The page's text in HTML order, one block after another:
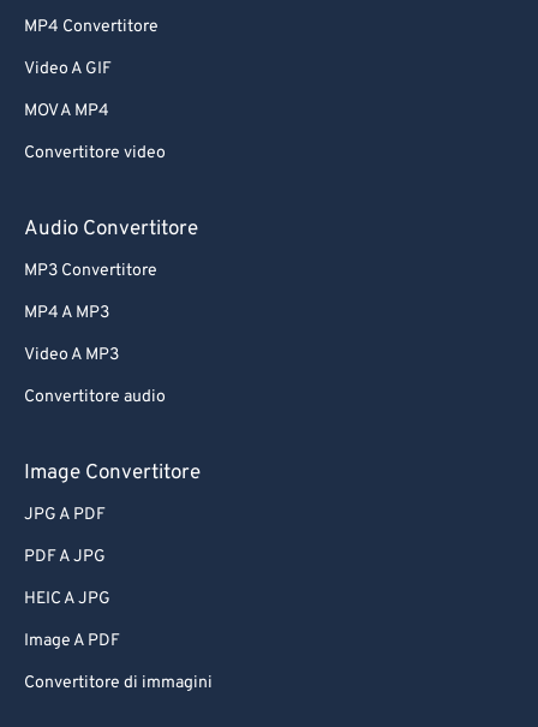
MP4 Convertitore
Video A GIF
MOV A MP4
Convertitore video
Audio Convertitore
MP3 Convertitore
MP4 A MP3
Video A MP3
Convertitore audio
Image Convertitore
JPG A PDF
PDF A JPG
HEIC A JPG
Image A PDF
Convertitore di immagini